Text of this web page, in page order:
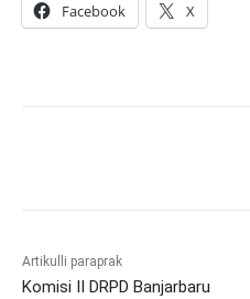
Facebook X
Artikulli paraprak
Komisi II DRPD Banjarbaru